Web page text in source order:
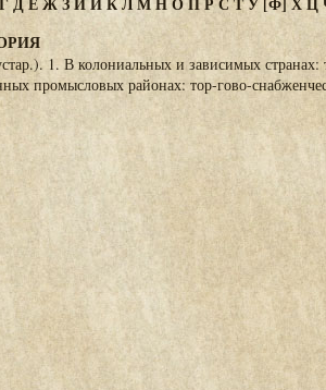
1. В колониальных и зависимых
промысловых районах: тор-гово-